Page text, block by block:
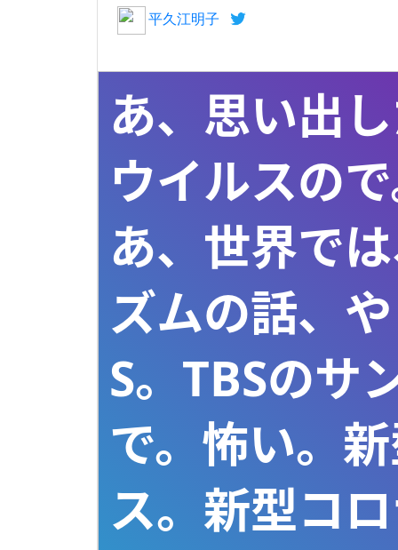
平久江明子
あ、思い出
ウイルスの
あ、世界で
ズムの話、
S。TBSのサ
で。怖い。
ス。新型コ